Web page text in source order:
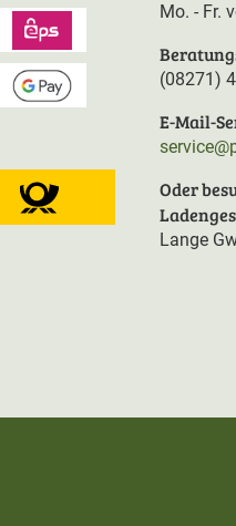
Mo. - Fr.
(08271)
E-Mail-
Oder
Lange